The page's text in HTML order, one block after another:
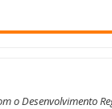
o Desenvolvimento